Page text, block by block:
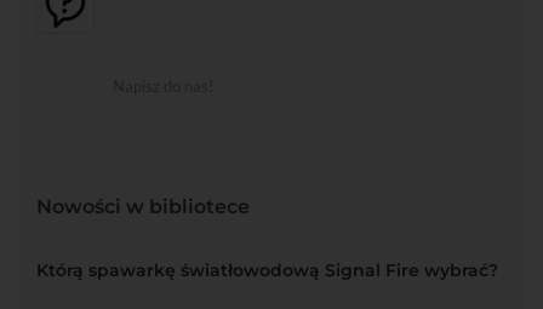
Nowości w bibliotece
Którą spawarkę światłowodową Signal Fire wybrać?